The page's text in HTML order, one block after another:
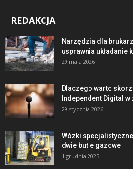
REDAKCJA
Narzędzia dla
usprawnia układanie
29 maja 2026
Dlaczego warto
Independent Digital
29 stycznia 2026
Wózki
dwie butle gazowe
1 grudnia 2025